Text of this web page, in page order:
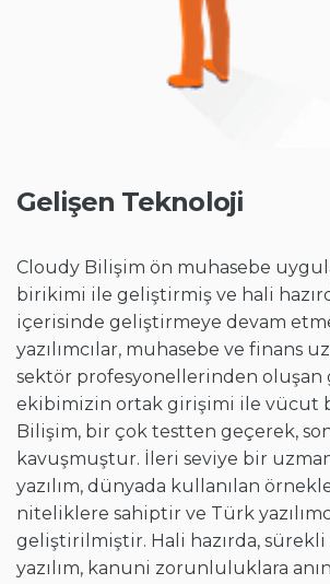
Gelişen Teknoloji
Cloudy Bilişim ön muhasebe
birikimi ile geliştirmiş ve hali
içerisinde geliştirmeye devam
yazılımcılar, muhasebe ve finans
sektör profesyonellerinden oluşan
ekibimizin ortak girişimi ile vücut
Bilişim, bir çok testten geçerek,
kavuşmuştur. İleri seviye bir
yazılım, dünyada kullanılan
niteliklere sahiptir ve Türk
geliştirilmiştir. Hali hazırda,
yazılım, kanuni zorunluluklara